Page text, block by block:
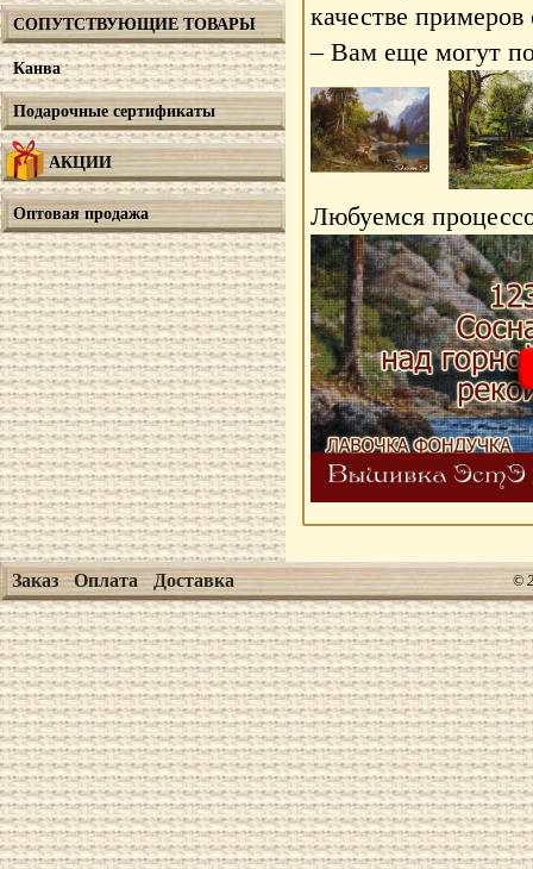
СОПУТСТВУЮЩИЕ ТОВАРЫ
Канва
Подарочные сертификаты
АКЦИИ
Оптовая продажа
качестве
– Вам еще могут
Любуемся
Заказ Оплата Доставка ©